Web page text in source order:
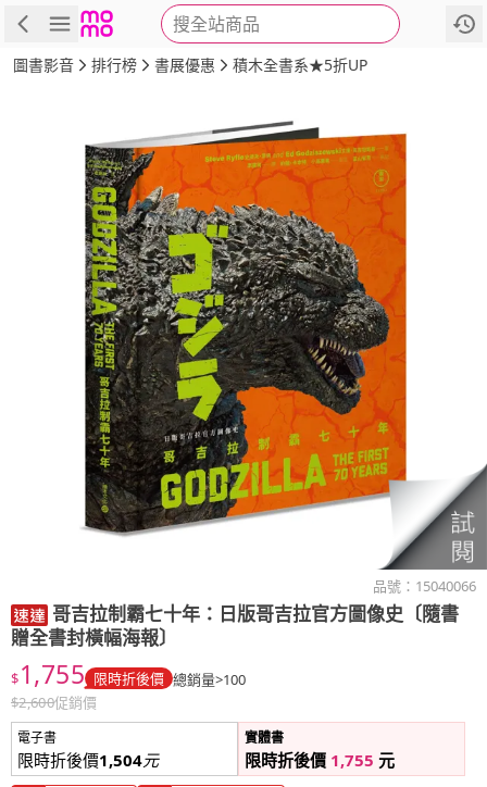
搜全站商品
商品 評價 簡介 推薦
圖書影音 排行榜 書展優惠 積木全書系★5折UP
品號： 15040066
哥吉拉制霸七十年：日版哥吉拉官方圖像史〔隨書
贈全書封橫幅海報〕
$1,755 限時折後價 總銷量>100
$2,600促銷價
電子書
限時折後價1,504元
實體書
限時折後價 1,755 元